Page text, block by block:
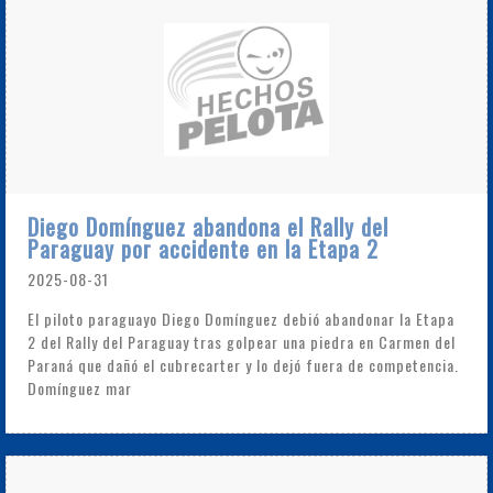
Diego Domínguez abandona el Rally del
Paraguay por accidente en la Etapa 2
2025-08-31
El piloto paraguayo Diego Domínguez debió abandonar la Etapa
2 del Rally del Paraguay tras golpear una piedra en Carmen del
Paraná que dañó el cubrecarter y lo dejó fuera de competencia.
Domínguez mar